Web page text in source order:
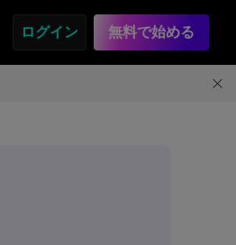
ログイン 無料で始める